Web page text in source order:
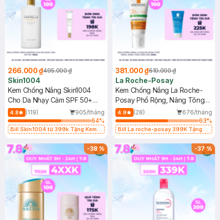
266.000 ₫495.000 ₫
Skin1004
Kem Chống Nắng Skin1004
Cho Da Nhạy Cảm SPF 50+
50ml
4.8 (119)
905/tháng
64%
Bill Skin1004 từ 399k Tặng Kem
SPF 50+ 20ml (SL Có Hạn)
381.000 ₫610.000 ₫
La Roche-Posay
Kem Chống Nắng La Roche-
Posay Phổ Rộng, Nâng Tông
Kiềm Dầu 50ml
4.9 (28)
676/tháng
63%
Bill La roche-posay 399K Tặng
(SL có hạn)
-38% -37%